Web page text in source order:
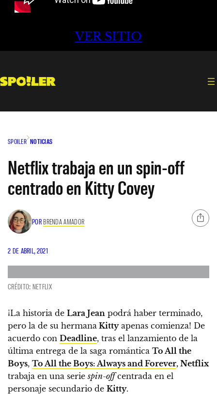
VER SITIO
SPOILER NOTICIAS
Netflix trabaja en un spin-off
centrado en Kitty Covey
POR BRENDA AMADOR
2 DE ABRIL, 2021
CRÉDITO: NETFLIX
¡La historia de Lara Jean podrá haber terminado,
pero la de su hermana Kittyapenas comienza! De
acuerdo con Deadline, tras el lanzamiento de la
última entrega de la saga romántica To All the
Boys, To All the Boys: Always and Forever, Netflix
trabaja en una seriespin-offcentrada en el
personaje secundario de Kitty.